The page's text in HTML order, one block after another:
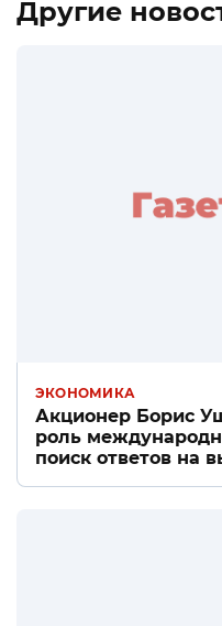
Другие
ЭКОНОМИКА
Акционер Борис
роль
поиск ответов на